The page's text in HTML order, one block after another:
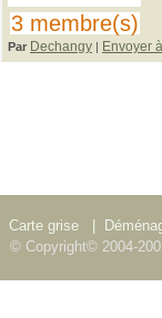
3 membre(s)
Par Dechangy | Envoyer
Carte grise
© Copyright© 2004-